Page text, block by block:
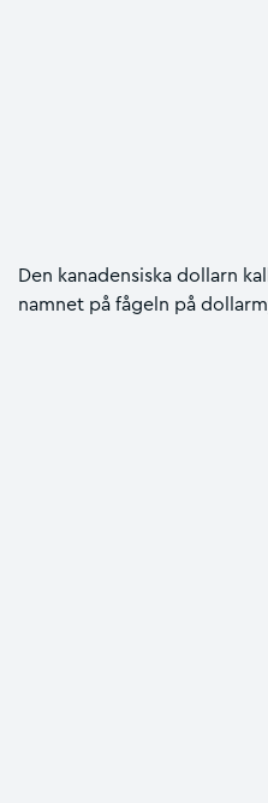
Den kanadensiska dollarn
namnet på fågeln på